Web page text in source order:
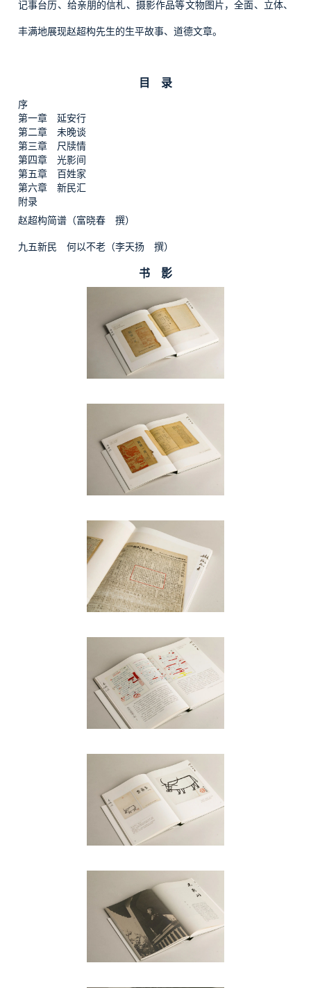
记事台历、给亲朋的信札、摄影作品等文物图片，全面、立体、
丰满地展现赵超构先生的生平故事、道德文章。
目 录
序
第一章 延安行
第二章 未晚谈
第三章 尺牍情
第四章 光影间
第五章 百姓家
第六章 新民汇
附录
赵超构简谱（富晓春 撰）
九五新民 何以不老（李天扬 撰）
书 影